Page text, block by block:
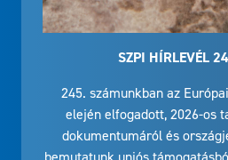
SZPI HÍRLEVÉL
245. számunkban az
elején elfogadott, 2026-os
dokumentumáról és
bemutatunk uniós